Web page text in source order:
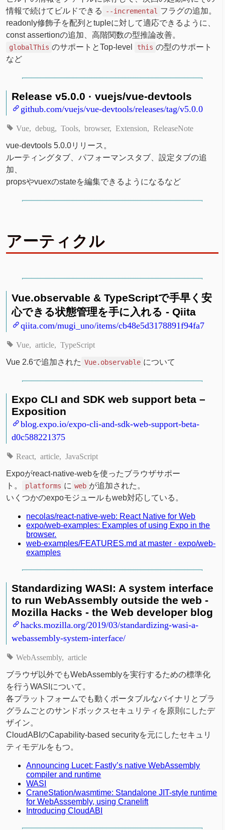
情報で続けてビルドできる
--incremental フラグの追加。
readonly修飾子を配列とtupleに対して適応できるように、
const assertionの追加、高階関数の型推論改善。
globalThis のサポートとTop-level this の型のサポート
など
Release v5.0.0 · vuejs/vue-devtools
github.com/vuejs/vue-devtools/releases/tag/v5.0.0
Vue debug Tools browser Extension ReleaseNote
vue-devtools 5.0.0リリース。
ルーティングタブ、パフォーマンスタブ、設定タブの追
加、
propsやvuexのstateを編集できるようになるなど
アーティクル
Vue.observable & TypeScriptで手早く安
心できる状態管理を手に入れる - Qiita
qiita.com/mugi_uno/items/cb48e5d3178891f94fa7
Vue article TypeScript
Vue 2.6で追加された Vue.observable について
Expo CLI and SDK web support beta –
Exposition
blog.expo.io/expo-cli-and-sdk-web-support-beta-
d0c588221375
React article JavaScript
Expoがreact-native-webを使ったブラウザサポー
ト。
platforms に web が追加された。
いくつかのexpoモジュールもweb対応している。
necolas/react-native-web: React Native for Web
expo/web-examples: Examples of using Expo in the
browser.
web-examples/FEATURES.md at master · expo/web-
examples
Standardizing WASI: A system interface
to run WebAssembly outside the web -
Mozilla Hacks - the Web developer blog
hacks.mozilla.org/2019/03/standardizing-wasi-a-
webassembly-system-interface/
WebAssembly article
ブラウザ以外でもWebAssemblyを実行するための標準化
を行うWASIについて。
各プラットフォームでも動くポータブルなバイナリとプラ
グラムごとのサンドボックスセキュリティを原則にしたデ
ザイン。
CloudABIのCapability-based securityを元にしたセキュリ
ティモデルをもつ。
Announcing Lucet: Fastly’s native WebAssembly
compiler and runtime
WASI
CraneStation/wasmtime: Standalone JIT-style runtime
for WebAsssembly, using Cranelift
Introducing CloudABI